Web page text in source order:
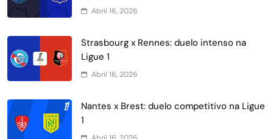
Abril 16, 2026
Strasbourg x Rennes: duelo intenso na
Ligue 1
Abril 16, 2026
Nantes x Brest: duelo competitivo na Ligue
1